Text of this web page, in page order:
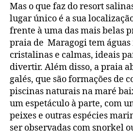
Mas o que faz do resort
lugar único é a sua
frente à uma das mais belas
praia de Maragogi tem águas
cristalinas e calmas, ideais
divertir. Além disso, a praia
galés, que são formações de
piscinas naturais na maré
um espetáculo à parte, com
peixes e outras espécies
ser observadas com snorkel